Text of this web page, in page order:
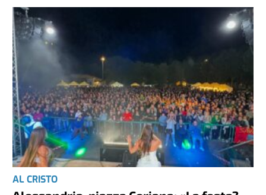
AL CRISTO